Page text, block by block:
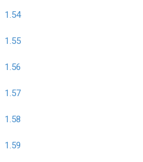
1.54
1.55
1.56
1.57
1.58
1.59